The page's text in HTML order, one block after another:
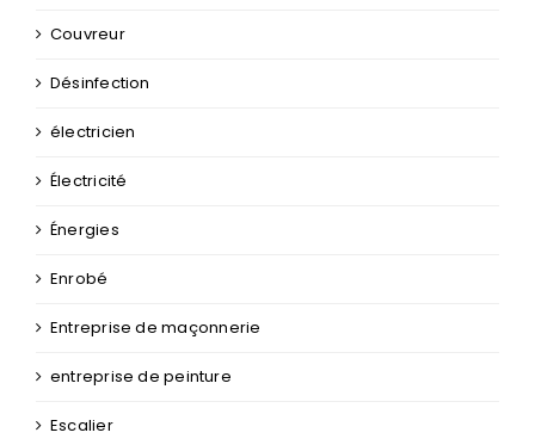
Couvreur
Désinfection
électricien
Électricité
Énergies
Enrobé
Entreprise de maçonnerie
entreprise de peinture
Escalier